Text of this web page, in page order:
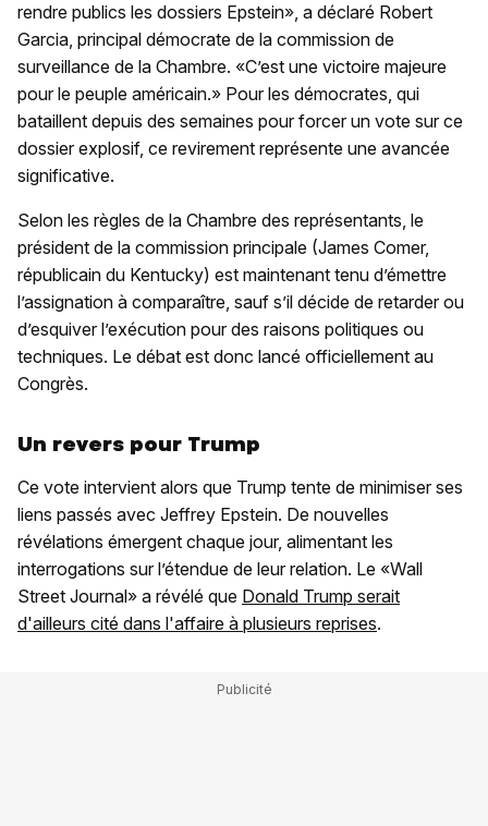
rendre publics les dossiers Epstein», a déclaré Robert
Garcia, principal démocrate de la commission de
surveillance de la Chambre. «C’est une victoire majeure
pour le peuple américain.» Pour les démocrates, qui
bataillent depuis des semaines pour forcer un vote sur ce
dossier explosif, ce revirement représente une avancée
significative.
Selon les règles de la Chambre des représentants, le
président de la commission principale (James Comer,
républicain du Kentucky) est maintenant tenu d’émettre
l’assignation à comparaître, sauf s’il décide de retarder ou
d’esquiver l’exécution pour des raisons politiques ou
techniques. Le débat est donc lancé officiellement au
Congrès.
Un revers pour Trump
Ce vote intervient alors que Trump tente de minimiser ses
liens passés avec Jeffrey Epstein. De nouvelles
révélations émergent chaque jour, alimentant les
interrogations sur l’étendue de leur relation. Le «Wall
Street Journal» a révélé que Donald Trump serait
d'ailleurs cité dans l'affaire à plusieurs reprises.